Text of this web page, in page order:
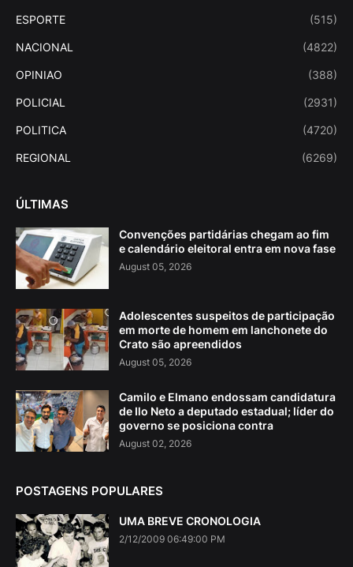
ESPORTE (515)
NACIONAL (4822)
OPINIAO (388)
POLICIAL (2931)
POLITICA (4720)
REGIONAL (6269)
ÚLTIMAS
Convenções partidárias chegam ao fim
e calendário eleitoral entra em nova fase
August 05, 2026
Adolescentes suspeitos de participação
em morte de homem em lanchonete do
Crato são apreendidos
August 05, 2026
Camilo e Elmano endossam candidatura
de Ilo Neto a deputado estadual; líder do
governo se posiciona contra
August 02, 2026
POSTAGENS POPULARES
UMA BREVE CRONOLOGIA
2/12/2009 06:49:00 PM